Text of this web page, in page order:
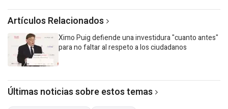
Artículos Relacionados
Ximo Puig defiende una investidura "cuanto antes"
para no faltar al respeto a los ciudadanos
Últimas noticias sobre estos temas